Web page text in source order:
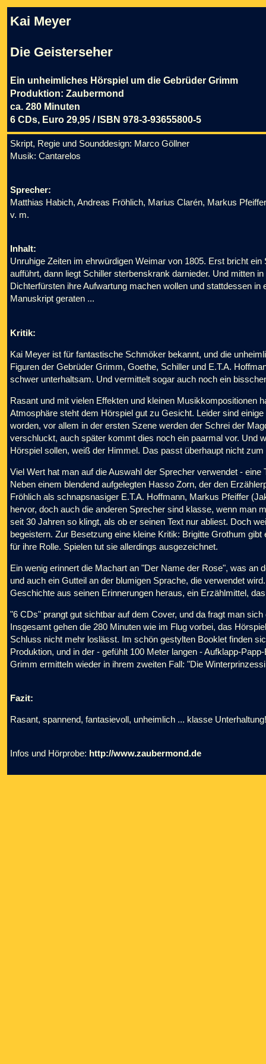
Kai Meyer
Die Geisterseher
Ein unheimliches Hörspiel um die Gebrüder Grimm
Produktion: Zaubermond
ca. 280 Minuten
6 CDs, Euro 29,95 / ISBN 978-3-93655800-5
Skript, Regie und Sounddesign: Marco Göllner
Musik: Cantarelos
Sprecher:
Matthias Habich, Andreas Fröhlich, Marius Clarén, Markus
v. m.
Inhalt:
Unruhige Zeiten im ehrwürdigen Weimar von 1805. Erst bricht
aufführt, dann liegt Schiller sterbenskrank darnieder. Und mitten
Dichterfürsten ihre Aufwartung machen wollen und stattdessen
Manuskript geraten ...
Kritik:
Kai Meyer ist für fantastische Schmöker bekannt, und die
Figuren der Gebrüder Grimm, Goethe, Schiller und E.T.A.
schwer unterhaltsam. Und vermittelt sogar auch noch ein
Rasant und mit vielen Effekten und kleinen Musikkompositionen
Atmosphäre steht dem Hörspiel gut zu Gesicht. Leider sind
worden, vor allem in der ersten Szene werden der Schrei der
verschluckt, auch später kommt dies noch ein paarmal vor. Und
Hörspiel sollen, weiß der Himmel. Das passt überhaupt nicht
Viel Wert hat man auf die Auswahl der Sprecher verwendet -
Neben einem blendend aufgelegten Hasso Zorn, der den
Fröhlich als schnapsnasiger E.T.A. Hoffmann, Markus Pfeiffer
hervor, doch auch die anderen Sprecher sind klasse, wenn man
seit 30 Jahren so klingt, als ob er seinen Text nur abliest. Doch
begeistern. Zur Besetzung eine kleine Kritik: Brigitte Grothum
für ihre Rolle. Spielen tut sie allerdings ausgezeichnet.
Ein wenig erinnert die Machart an "Der Name der Rose", was an
und auch ein Gutteil an der blumigen Sprache, die verwendet
Geschichte aus seinen Erinnerungen heraus, ein Erzählmittel,
"6 CDs" prangt gut sichtbar auf dem Cover, und da fragt man
Insgesamt gehen die 280 Minuten wie im Flug vorbei, das
Schluss nicht mehr loslässt. Im schön gestylten Booklet finden
Produktion, und in der - gefühlt 100 Meter langen - Aufklapp-
Grimm ermitteln wieder in ihrem zweiten Fall: "Die
Fazit:
Rasant, spannend, fantasievoll, unheimlich ... klasse Unterhaltung!
Infos und Hörprobe: http://www.zaubermond.de